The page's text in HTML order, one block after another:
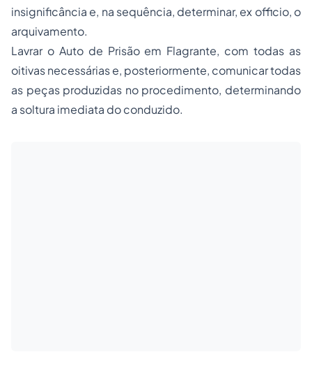
insignificância e, na sequência, determinar, ex officio, o
arquivamento.
Lavrar o Auto de Prisão em Flagrante, com todas as
oitivas necessárias e, posteriormente, comunicar todas
as peças produzidas no procedimento, determinando
a soltura imediata do conduzido.